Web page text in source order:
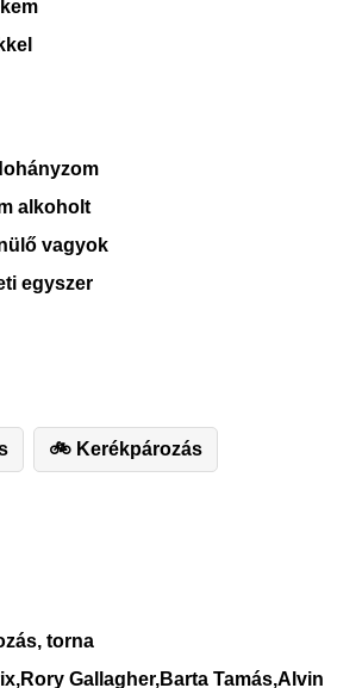
alkoholt
vagyok
egyszer
🚲 Kerékpározás
torna
Gallagher,Barta Tamás,Alvin